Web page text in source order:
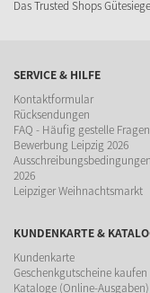
Das Trusted Shops
SERVICE & HILFE
Kontaktformular
Rücksendungen
FAQ - Häufig gestelle Fragen
Bewerbung Leipzig 2026
2026
Leipziger Weihnachtsmarkt
KUNDENKARTE &
Kundenkarte
Geschenkgutscheine kaufen
Kataloge (Online-Ausgaben)